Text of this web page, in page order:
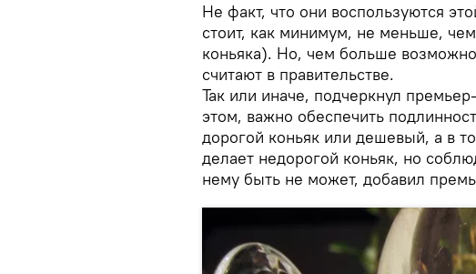
Не факт, что они воспользуются
стоит, как минимум, не меньше,
коньяка). Но, чем больше
считают в правительстве.
Так или иначе, подчеркнул
этом, важно обеспечить
дорогой коньяк или дешевый, а в
делает недорогой коньяк, но
нему быть не может, добавил